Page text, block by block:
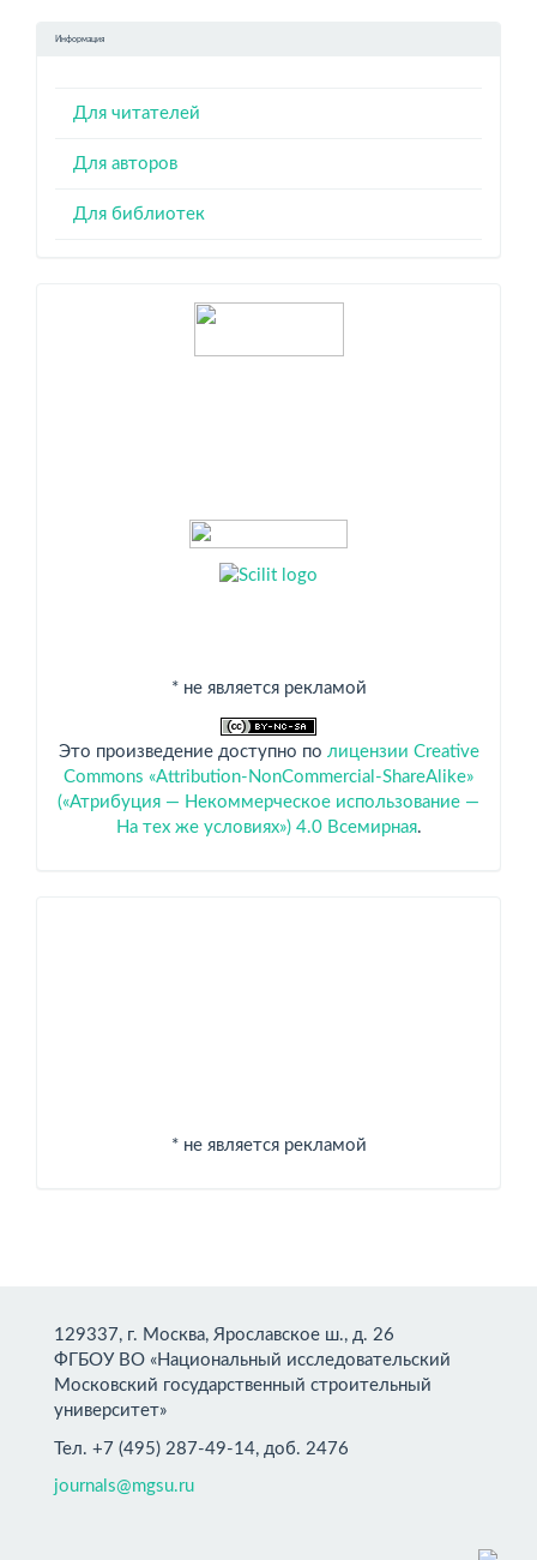
Информация
Для читателей
Для авторов
Для библиотек
* не является рекламой
Это произведение доступно по лицензии Creative
Commons «Attribution-NonCommercial-ShareAlike»
(«Атрибуция — Некоммерческое использование —
На тех же условиях») 4.0 Всемирная.
* не является рекламой
129337, г. Москва, Ярославское ш., д. 26
ФГБОУ ВО «Национальный исследовательский
Московский государственный строительный
университет»
Тел. +7 (495) 287-49-14, доб. 2476
journals@mgsu.ru